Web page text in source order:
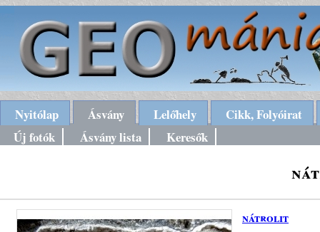
Nyitólap Ásvány Lelőhely
Cikk, Folyóirat
Új fotók
Ásvány lista Keresők
nátrolit